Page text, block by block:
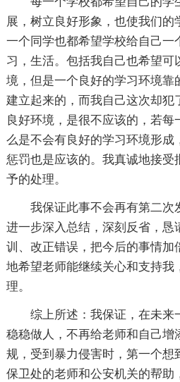
展，树立良好形象，也使我们
一个同学也都希望学校给自己一
习，生活。包括我自己也希望可
境，但是一个良好的学习环境靠
建立起来的，而我自己这次却犯
良好环境，是很不应该的，若
么是不会有良好的学习环境形成
惩罚也是应该的。我真诚地接受
予的处理。
我保证此事不会再有第二次
进一步深入总结，深刻反省，恳
训、改正错误，把今后的事情加
地希望老师能继续关心和支持我
理。
综上所述：我保证，在未来
稳稳做人，不再给老师和自己增
规，受到暴力侵害时，第一个想
保卫处的老师和公安机关的帮助